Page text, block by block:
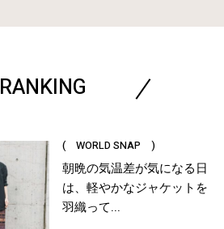
RANKING
( WORLD SNAP )
朝晩の気温差が気になる日
は、軽やかなジャケットを
羽織って...